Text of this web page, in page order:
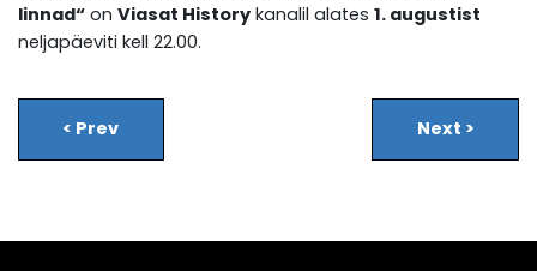
linnad“ on Viasat History kanalil alates 1. augustist
neljapäeviti kell 22.00.
< Prev Next >